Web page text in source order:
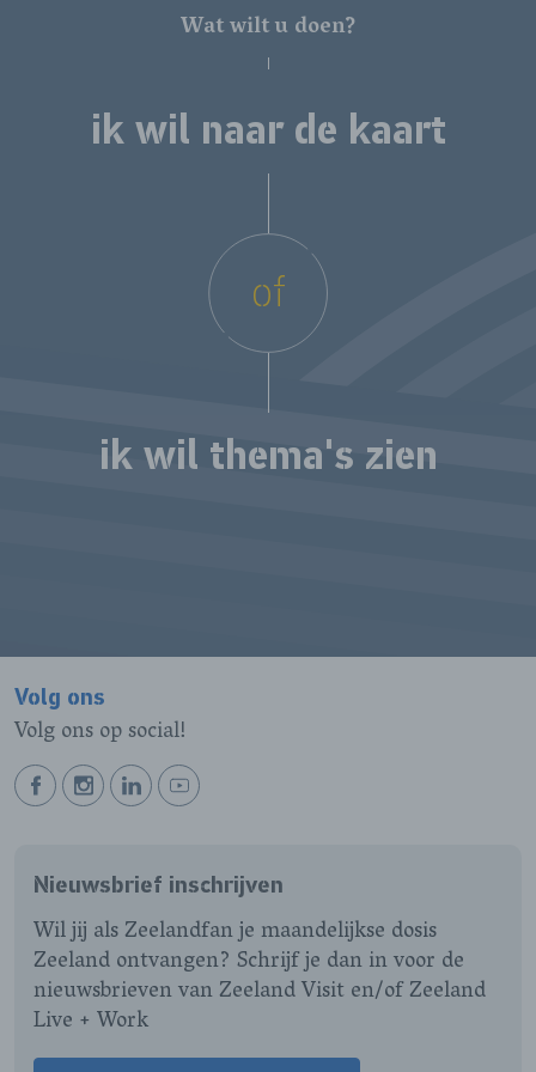
Wat wilt u doen?
ik wil naar de kaart
of
ik wil thema's zien
Volg ons
Volg ons op social!
BEKIJK
PAGINA
BEKIJK
PAGINA
BEKIJK
PAGINA
BEKIJK
PAGINA
Nieuwsbrief inschrijven
Wil jij als Zeelandfan je maandelijkse dosis
Zeeland ontvangen? Schrijf je dan in voor de
nieuwsbrieven van Zeeland Visit en/of Zeeland
Live + Work